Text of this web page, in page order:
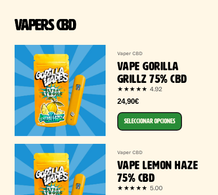
VAPERS CBD
Vaper CBD
VAPE GORILLA
GRILLZ 75% CBD
★★★★★ 4.92
24,90€
SELECCIONAR OPCIONES
Vaper CBD
VAPE LEMON HAZE
75% CBD
★★★★★ 5.00